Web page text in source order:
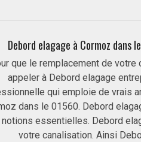
Debord elagage à Cormoz
que le remplacement de
appeler à Debord elagage
qui emploie de vrais
dans le 01560. Debord
essentielles. Debord
votre canalisation. Ainsi